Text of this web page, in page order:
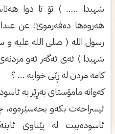
شهیدا ..... ) تۆ تا دوا
هه‌روه‌ها ده‌فه‌رموێ: عن
رسول الله ( صلی‌ الله علیه و
شهیدا ) ئه‌ی‌ ئه‌گه‌ر ئه‌و
كامه‌ مردن له‌ ڕێی‌ خوایه‌ ... ؟
كه‌واته‌ مامۆستای‌ به‌ڕێز به‌
ئیسراحه‌ت بكه‌و بحه‌سێره‌وه‌،
ئاسوده‌ییت له‌ پێناوی‌